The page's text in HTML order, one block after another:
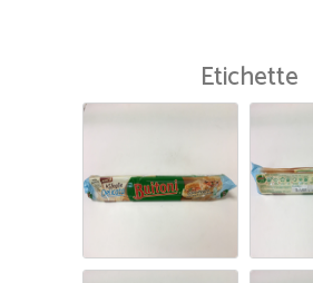
Etichette